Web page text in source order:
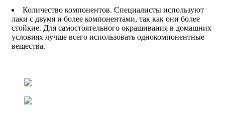
Количество компонентов. Специалисты используют
лаки с двумя и более компонентами, так как они более
стойкие. Для самостоятельного окрашивания в домашних
условиях лучше всего использовать однокомпонентные
вещества.